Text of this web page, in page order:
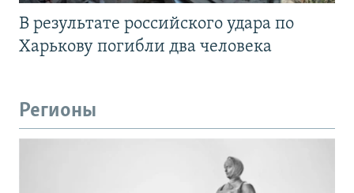
В результате российского удара по
Харькову погибли два человека
Регионы